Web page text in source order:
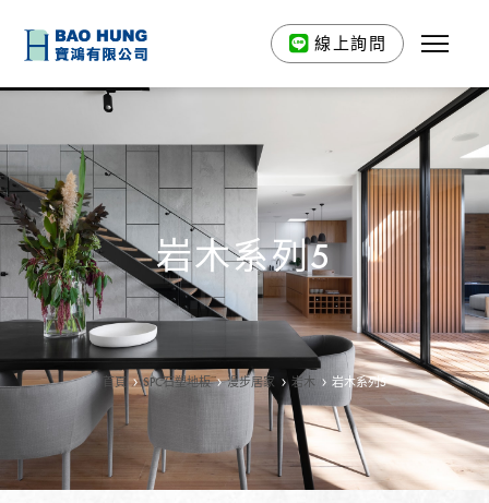
線上詢問
岩木系列5
首頁 SPC石塑地板 漫步居家 岩木 岩木系列5